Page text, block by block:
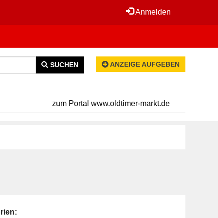
Anmelden
SUCHEN ANZEIGE AUFGEBEN
zum Portal www.oldtimer-markt.de